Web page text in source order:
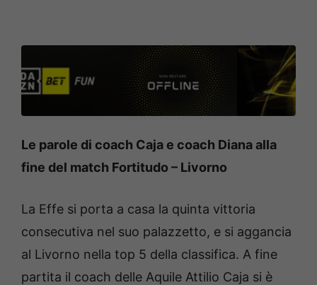
Le parole di coach Caja e coach Diana alla
fine del match Fortitudo – Livorno
La Effe si porta a casa la quinta vittoria
consecutiva nel suo palazzetto, e si aggancia
al Livorno nella top 5 della classifica. A fine
partita il coach delle Aquile Attilio Caja si è